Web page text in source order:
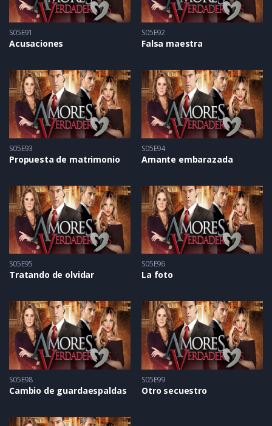
S05E91
Acusaciones
S05E92
Falsa maestra
S05E93
Propuesta de matrimonio
S05E94
Amante embarazada
S05E95
Tratando de olvidar
S05E96
La foto
S05E98
Cambio de guardaespaldas
S05E99
Otro secuestro